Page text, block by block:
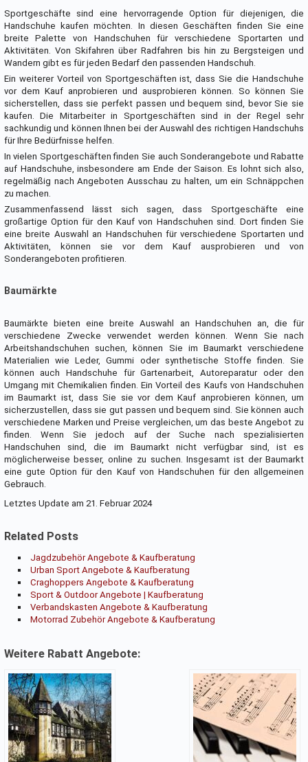
Sportgeschäfte sind eine hervorragende Option für diejenigen, die
Handschuhe kaufen möchten. In diesen Geschäften finden Sie eine
breite Palette von Handschuhen für verschiedene Sportarten und
Aktivitäten. Von Skifahren über Radfahren bis hin zu Bergsteigen und
Wandern gibt es für jeden Bedarf den passenden Handschuh.
Ein weiterer Vorteil von Sportgeschäften ist, dass Sie die Handschuhe
vor dem Kauf anprobieren und ausprobieren können. So können Sie
sicherstellen, dass sie perfekt passen und bequem sind, bevor Sie sie
kaufen. Die Mitarbeiter in Sportgeschäften sind in der Regel sehr
sachkundig und können Ihnen bei der Auswahl des richtigen Handschuhs
für Ihre Bedürfnisse helfen.
In vielen Sportgeschäften finden Sie auch Sonderangebote und Rabatte
auf Handschuhe, insbesondere am Ende der Saison. Es lohnt sich also,
regelmäßig nach Angeboten Ausschau zu halten, um ein Schnäppchen
zu machen.
Zusammenfassend lässt sich sagen, dass Sportgeschäfte eine
großartige Option für den Kauf von Handschuhen sind. Dort finden Sie
eine breite Auswahl an Handschuhen für verschiedene Sportarten und
Aktivitäten, können sie vor dem Kauf ausprobieren und von
Sonderangeboten profitieren.
Baumärkte
Baumärkte bieten eine breite Auswahl an Handschuhen an, die für
verschiedene Zwecke verwendet werden können. Wenn Sie nach
Arbeitshandschuhen suchen, können Sie im Baumarkt verschiedene
Materialien wie Leder, Gummi oder synthetische Stoffe finden. Sie
können auch Handschuhe für Gartenarbeit, Autoreparatur oder den
Umgang mit Chemikalien finden. Ein Vorteil des Kaufs von Handschuhen
im Baumarkt ist, dass Sie sie vor dem Kauf anprobieren können, um
sicherzustellen, dass sie gut passen und bequem sind. Sie können auch
verschiedene Marken und Preise vergleichen, um das beste Angebot zu
finden. Wenn Sie jedoch auf der Suche nach spezialisierten
Handschuhen sind, die im Baumarkt nicht verfügbar sind, ist es
möglicherweise besser, online zu suchen. Insgesamt ist der Baumarkt
eine gute Option für den Kauf von Handschuhen für den allgemeinen
Gebrauch.
Letztes Update am 21. Februar 2024
Related Posts
Jagdzubehör Angebote & Kaufberatung
Urban Sport Angebote & Kaufberatung
Craghoppers Angebote & Kaufberatung
Sport & Outdoor Angebote | Kaufberatung
Verbandskasten Angebote & Kaufberatung
Motorrad Zubehör Angebote & Kaufberatung
Weitere Rabatt Angebote: